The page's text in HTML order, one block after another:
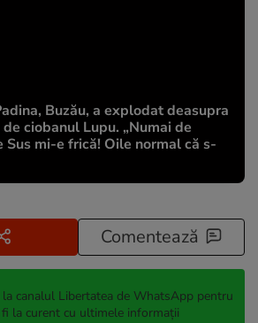
Buzău, a explodat deasupra
ciobanul Lupu. „Numai de
Sus mi-e frică! Oile normal că s-
Comentează
canalul Libertatea de WhatsApp pentru
fi la curent cu ultimele informații